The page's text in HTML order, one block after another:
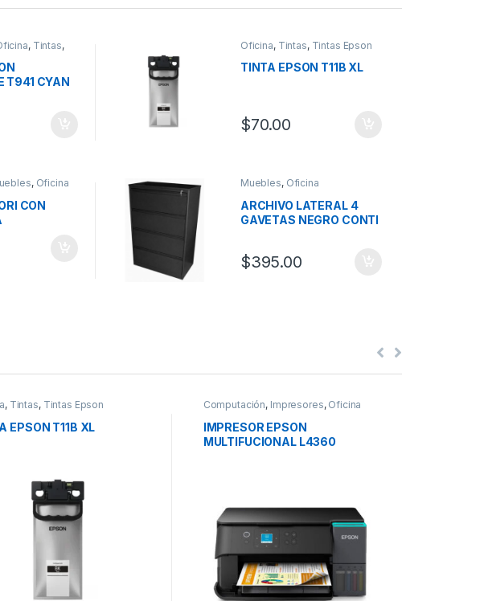
, Tintas,
T941 CYAN
Oficina, Tintas, Tintas Epson
TINTA EPSON T11B XL
$70.00
, Oficina
CON
Muebles, Oficina
ARCHIVO LATERAL 4
GAVETAS NEGRO CONTI
$395.00
, Tintas, Tintas Epson
EPSON T11B XL
Computación, Impresores, Oficina
IMPRESOR EPSON
MULTIFUCIONAL L4360